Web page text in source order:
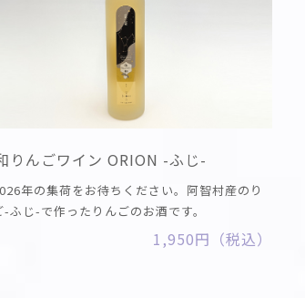
りんごワイン ORION -ふじ-
年の集荷をお待ちください。阿智村産のり
-ふじ-で作ったりんごのお酒です。
1,950円（税込）